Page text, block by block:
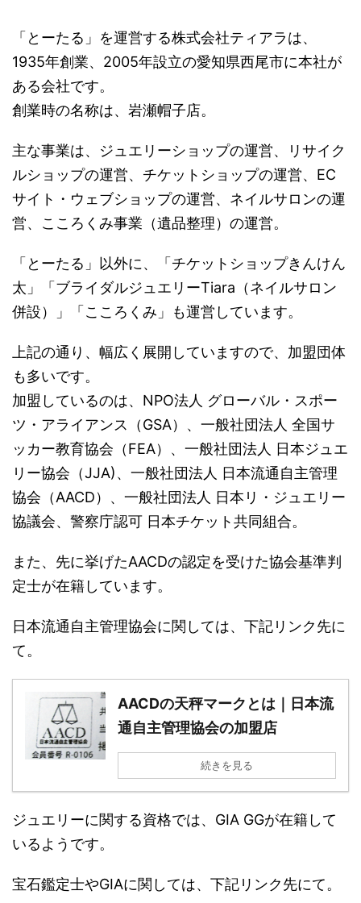
「とーたる」を運営する株式会社ティアラは、
1935年創業、2005年設立の愛知県西尾市に本社が
ある会社です。
創業時の名称は、岩瀬帽子店。
主な事業は、ジュエリーショップの運営、リサイク
ルショップの運営、チケットショップの運営、EC
サイト・ウェブショップの運営、ネイルサロンの運
営、こころくみ事業（遺品整理）の運営。
「とーたる」以外に、「チケットショップきんけん
太」「ブライダルジュエリーTiara（ネイルサロン
併設）」「こころくみ」も運営しています。
上記の通り、幅広く展開していますので、加盟団体
も多いです。
加盟しているのは、NPO法人 グローバル・スポー
ツ・アライアンス（GSA）、一般社団法人 全国サ
ッカー教育協会（FEA）、一般社団法人 日本ジュエ
リー協会（JJA)、一般社団法人 日本流通自主管理
協会（AACD）、一般社団法人 日本リ・ジュエリー
協議会、警察庁認可 日本チケット共同組合。
また、先に挙げたAACDの認定を受けた協会基準判
定士が在籍しています。
日本流通自主管理協会に関しては、下記リンク先に
て。
AACDの天秤マークとは｜日本流
通自主管理協会の加盟店
続きを見る
ジュエリーに関する資格では、GIA GGが在籍して
いるようです。
宝石鑑定士やGIAに関しては、下記リンク先にて。